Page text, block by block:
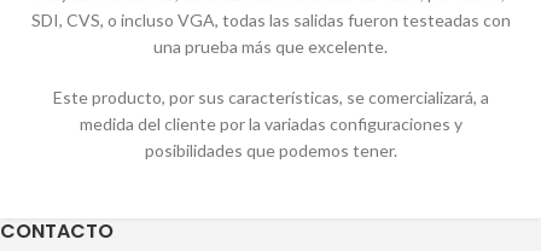
SDI, CVS, o incluso VGA, todas las salidas fueron testeadas con
una prueba más que excelente.
Este producto, por sus características, se comercializará, a
medida del cliente por la variadas configuraciones y
posibilidades que podemos tener.
CONTACTO